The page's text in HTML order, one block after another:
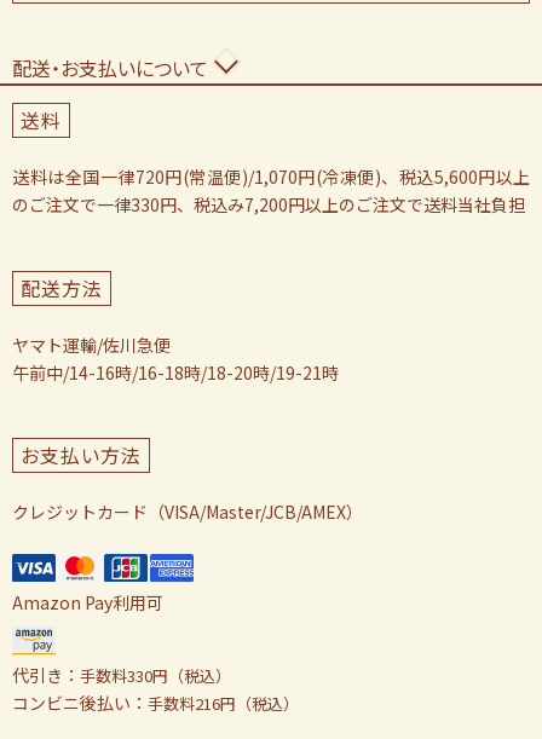
配送・お支払いについて
送料
送料は全国一律720円(常温便)/1,070円(冷凍便)、税込5,600円以上
のご注文で一律330円、税込み7,200円以上のご注文で送料当社負担
配送方法
ヤマト運輸/佐川急便
午前中/14-16時/16-18時/18-20時/19-21時
お支払い方法
クレジットカード（VISA/Master/JCB/AMEX）
Amazon Pay利用可
代引き： 手数料330円（税込）
コンビニ後払い： 手数料216円（税込）